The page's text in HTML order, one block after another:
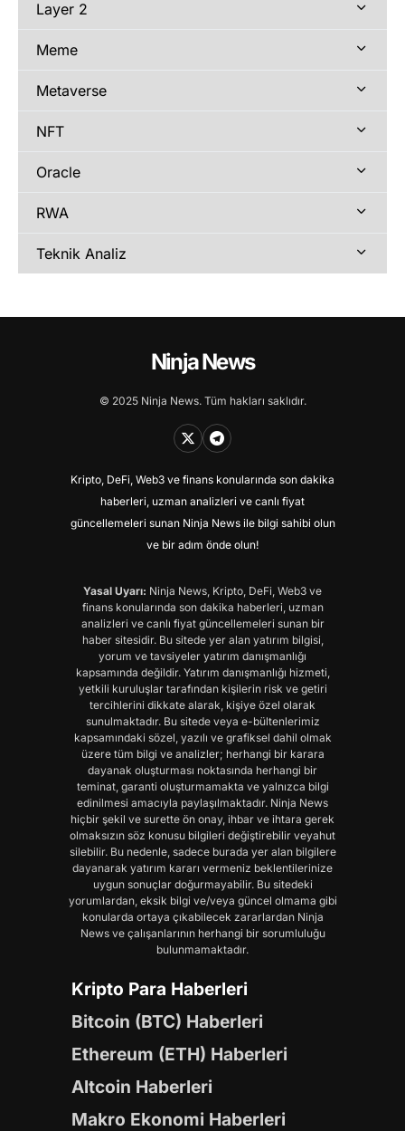
Layer 2
Meme
Metaverse
NFT
Oracle
RWA
Teknik Analiz
Ninja News
© 2025 Ninja News. Tüm hakları saklıdır.
Kripto, DeFi, Web3 ve finans konularında son dakika
haberleri, uzman analizleri ve canlı fiyat
güncellemeleri sunan Ninja News ile bilgi sahibi olun
ve bir adım önde olun!
Yasal Uyarı: Ninja News, Kripto, DeFi, Web3 ve
finans konularında son dakika haberleri, uzman
analizleri ve canlı fiyat güncellemeleri sunan bir
haber sitesidir. Bu sitede yer alan yatırım bilgisi,
yorum ve tavsiyeler yatırım danışmanlığı
kapsamında değildir. Yatırım danışmanlığı hizmeti,
yetkili kuruluşlar tarafından kişilerin risk ve getiri
tercihlerini dikkate alarak, kişiye özel olarak
sunulmaktadır. Bu sitede veya e-bültenlerimiz
kapsamındaki sözel, yazılı ve grafiksel dahil olmak
üzere tüm bilgi ve analizler; herhangi bir karara
dayanak oluşturması noktasında herhangi bir
teminat, garanti oluşturmamakta ve yalnızca bilgi
edinilmesi amacıyla paylaşılmaktadır. Ninja News
hiçbir şekil ve surette ön onay, ihbar ve ihtara gerek
olmaksızın söz konusu bilgileri değiştirebilir veyahut
silebilir. Bu nedenle, sadece burada yer alan bilgilere
dayanarak yatırım kararı vermeniz beklentilerinize
uygun sonuçlar doğurmayabilir. Bu sitedeki
yorumlardan, eksik bilgi ve/veya güncel olmama gibi
konularda ortaya çıkabilecek zararlardan Ninja
News ve çalışanlarının herhangi bir sorumluluğu
bulunmamaktadır.
Kripto Para Haberleri
Bitcoin (BTC) Haberleri
Ethereum (ETH) Haberleri
Altcoin Haberleri
Makro Ekonomi Haberleri